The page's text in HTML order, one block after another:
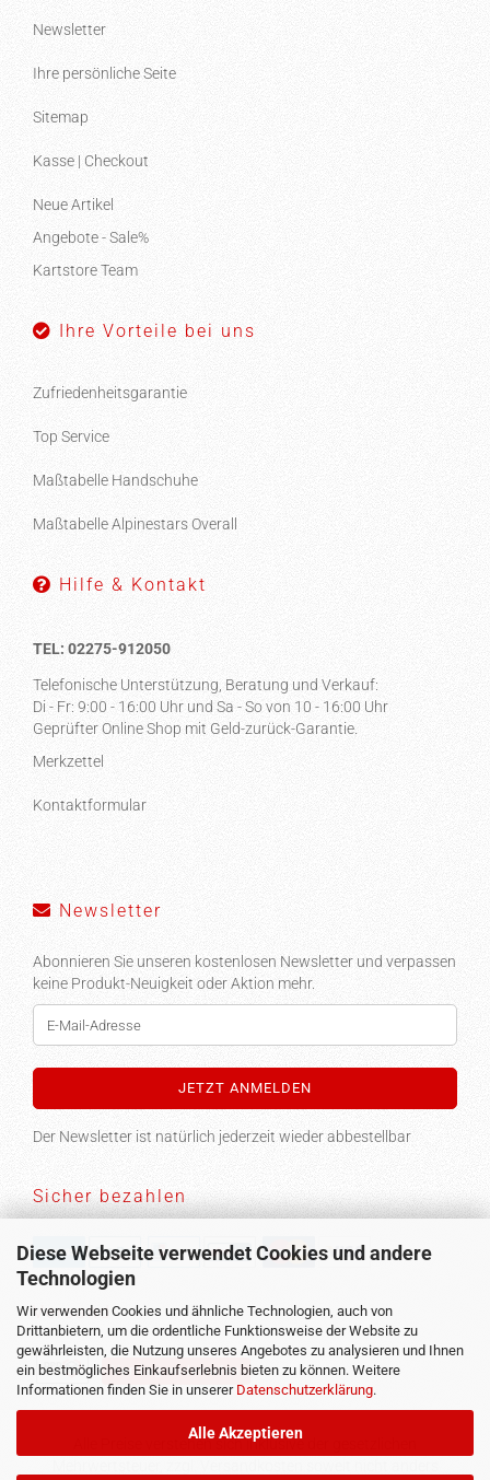
Diese Webseite verwendet Cookies und andere
Technologien
Wir verwenden Cookies und ähnliche Technologien, auch von
Drittanbietern, um die ordentliche Funktionsweise der Website zu
gewährleisten, die Nutzung unseres Angebotes zu analysieren und Ihnen
ein bestmögliches Einkaufserlebnis bieten zu können. Weitere
Informationen finden Sie in unserer Datenschutzerklärung.
Alle Akzeptieren
Newsletter
Ihre persönliche Seite
Sitemap
Kasse | Checkout
Neue Artikel
Angebote - Sale%
Kartstore Team
Ihre Vorteile bei uns
Zufriedenheitsgarantie
Top Service
Maßtabelle Handschuhe
Maßtabelle Alpinestars Overall
Hilfe & Kontakt
TEL: 02275-912050
Telefonische Unterstützung, Beratung und Verkauf:
Di - Fr: 9:00 - 16:00 Uhr und Sa - So von 10 - 16:00 Uhr
Geprüfter Online Shop mit Geld-zurück-Garantie.
Merkzettel
Kontaktformular
Newsletter
Abonnieren Sie unseren kostenlosen Newsletter und verpassen
keine Produkt-Neuigkeit oder Aktion mehr.
Der Newsletter ist natürlich jederzeit wieder abbestellbar
Sicher bezahlen
Versand
Vertrag widerrufen
Alle Preise verstehen sich inklusive der gesetzlichen